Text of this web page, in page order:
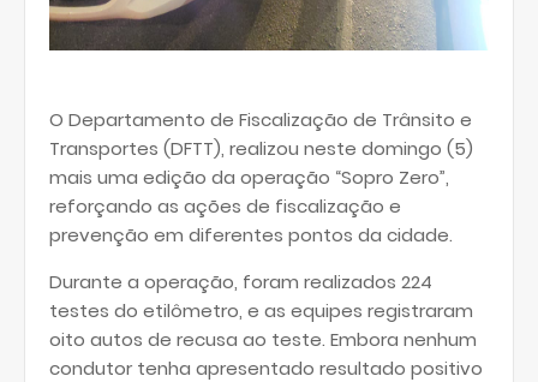
O Departamento de Fiscalização de Trânsito e
Transportes (DFTT), realizou neste domingo (5)
mais uma edição da operação “Sopro Zero”,
reforçando as ações de fiscalização e
prevenção em diferentes pontos da cidade.
Durante a operação, foram realizados 224
testes do etilômetro, e as equipes registraram
oito autos de recusa ao teste. Embora nenhum
condutor tenha apresentado resultado positivo